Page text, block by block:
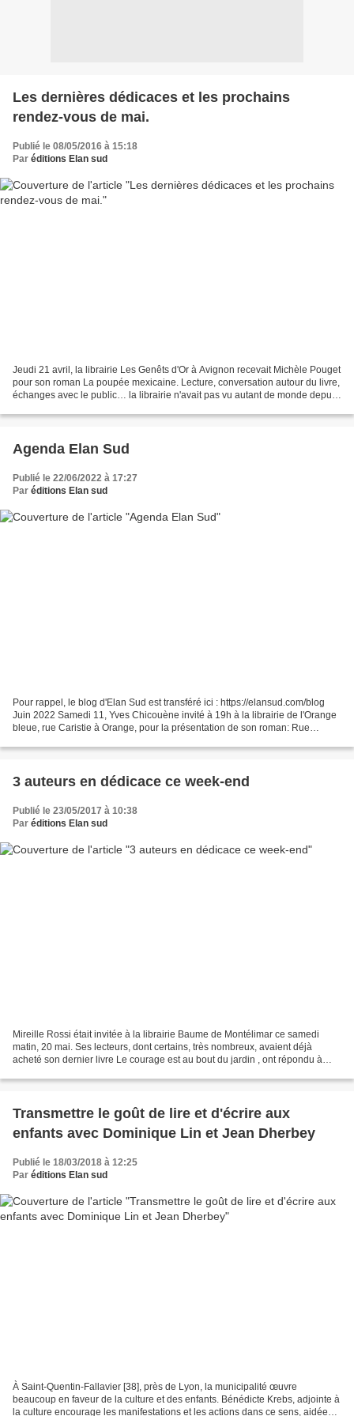
Les dernières dédicaces et les prochains
rendez-vous de mai.
Publié le 08/05/2016 à 15:18
Par éditions Elan sud
Jeudi 21 avril, la librairie Les Genêts d'Or à Avignon recevait Michèle Pouget
pour son roman La poupée mexicaine. Lecture, conversation autour du livre,
échanges avec le public… la librairie n'avait pas vu autant de monde depuis
Agenda Elan Sud
Publié le 22/06/2022 à 17:27
Par éditions Elan sud
Pour rappel, le blog d'Elan Sud est transféré ici : https://elansud.com/blog
Juin 2022 Samedi 11, Yves Chicouène invité à 19h à la librairie de l'Orange
bleue, rue Caristie à Orange, pour la présentation de son roman: Rue
3 auteurs en dédicace ce week-end
Publié le 23/05/2017 à 10:38
Par éditions Elan sud
Mireille Rossi était invitée à la librairie Baume de Montélimar ce samedi
matin, 20 mai. Ses lecteurs, dont certains, très nombreux, avaient déjà
acheté son dernier livre Le courage est au bout du jardin , ont répondu à
Transmettre le goût de lire et d'écrire aux
enfants avec Dominique Lin et Jean Dherbey
Publié le 18/03/2018 à 12:25
Par éditions Elan sud
À Saint-Quentin-Fallavier [38], près de Lyon, la municipalité œuvre
beaucoup en faveur de la culture et des enfants. Bénédicte Krebs, adjointe à
la culture encourage les manifestations et les actions dans ce sens, aidée